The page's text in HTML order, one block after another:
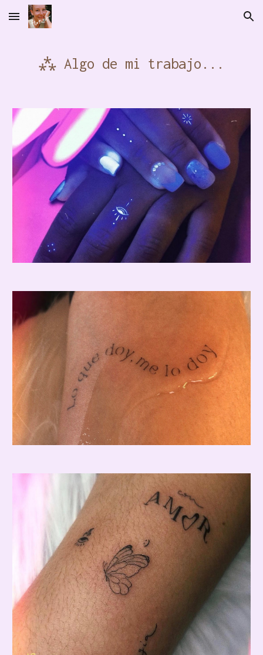
Skip to main content Skip to navigation
⁂ Algo de mi trabajo...